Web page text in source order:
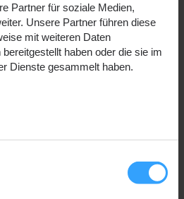
Partner für soziale Medien,
Unsere Partner führen diese
mit weiteren Daten
haben oder die sie im
Dienste gesammelt haben.
der Kontrast zwischen Text und
fuer-
es keine Audiodeskription oder
fuer-anlagenbetreiber/so-